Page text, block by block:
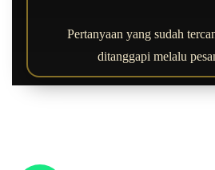
Pertanyaan yang sudah
ditanggapi melalu
Rica Irma Dhiyanti | Copyright © 2000 -